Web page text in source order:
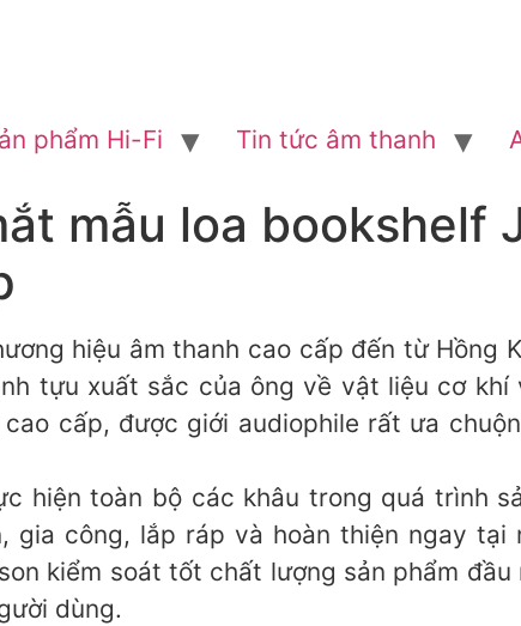
phẩm Hi-Fi Tin tức âm thanh
mẫu loa bookshelf
hiệu âm thanh cao cấp đến từ Hồng
tựu xuất sắc của ông về vật liệu cơ
cấp, được giới audiophile rất ưa
hiện toàn bộ các khâu trong quá trình
gia công, lắp ráp và hoàn thiện ngay tại
kiểm soát tốt chất lượng sản phẩm
dùng.